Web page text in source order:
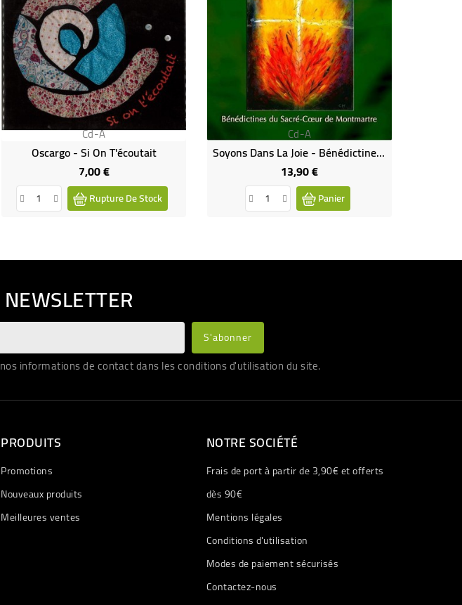
Cd-A
Oscargo - Si On T'écoutait
7,00 €Prix
Rupture De Stock
Cd-A
Soyons Dans La Joie - Bénédictines Du Sacré Cœur De Montmartre
13,90 €Prix
Panier
informations de contact dans les conditions d'utilisation du site.
PRODUITS
Promotions
Nouveaux produits
Meilleures ventes
NOTRE SOCIÉTÉ
Frais de port à partir de 3,90€ et offerts
dès 90€
Mentions légales
Conditions d'utilisation
Modes de paiement sécurisés
Contactez-nous